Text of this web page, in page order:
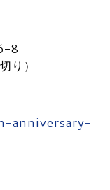
8
り）
anniversary-